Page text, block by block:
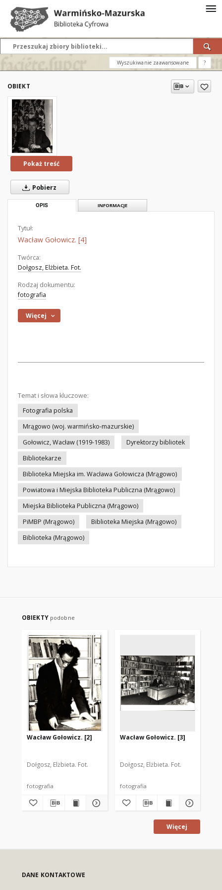
Wyszukiwanie zaawansowane ?
OBIEKT
Pokaż treść
Pobierz
OPIS INFORMACJE
Tytuł:
Wacław Gołowicz. [4]
Twórca:
Dołgosz, Elżbieta. Fot.
Rodzaj dokumentu:
fotografia
Więcej
Temat i słowa kluczowe:
Fotografia polska
Mrągowo (woj. warmińsko-mazurskie)
Gołowicz, Wacław (1919-1983)
Dyrektorzy bibliotek
Bibliotekarze
Biblioteka Miejska im. Wacława Gołowicza (Mrągowo)
Powiatowa i Miejska Biblioteka Publiczna (Mrągowo)
Miejska Biblioteka Publiczna (Mrągowo)
PiMBP (Mrągowo)
Biblioteka Miejska (Mrągowo)
Biblioteka (Mrągowo)
OBIEKTY podobne
Wacław Gołowicz. [2]
Dołgosz, Elżbieta. Fot.
fotografia
Wacław Gołowicz. [3]
Dołgosz, Elżbieta. Fot.
fotografia
Więcej
DANE KONTAKTOWE